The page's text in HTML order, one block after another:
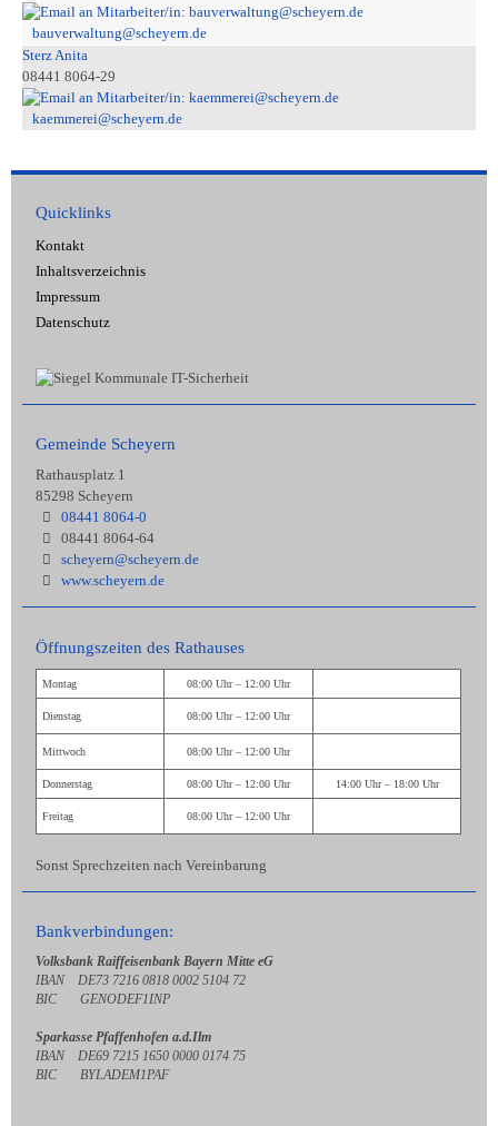
bauverwaltung@scheyern.de
Sterz Anita
08441 8064-29
kaemmerei@scheyern.de
Quicklinks
Kontakt
Inhaltsverzeichnis
Impressum
Datenschutz
Gemeinde Scheyern
Rathausplatz 1
85298 Scheyern
08441 8064-0
08441 8064-64
scheyern@scheyern.de
www.scheyern.de
Öffnungszeiten des Rathauses
Montag 08:00 Uhr – 12:00 Uhr
Dienstag 08:00 Uhr – 12:00 Uhr
Mittwoch 08:00 Uhr – 12:00 Uhr
Donnerstag 08:00 Uhr – 12:00 Uhr 14:00 Uhr – 18:00 Uhr
Freitag 08:00 Uhr – 12:00 Uhr
Sonst Sprechzeiten nach Vereinbarung
Bankverbindungen:
Volksbank Raiffeisenbank Bayern Mitte eG
IBAN DE73 7216 0818 0002 5104 72
BIC GENODEF1INP
Sparkasse Pfaffenhofen a.d.Ilm
IBAN DE69 7215 1650 0000 0174 75
BIC BYLADEM1PAF